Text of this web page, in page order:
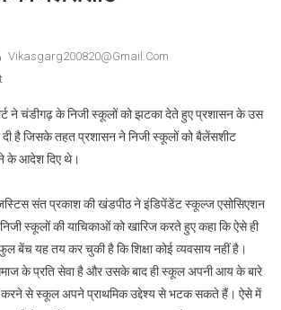
Vikasgarg200820@gmail.com
On
Schools
को
पंजाब
हरियाणा
हाई
कोर्ट
झटका,
ने चंडीगढ़ के निजी स्कूलों को झटका देते हुए प्रशासन के उस
है जिसके तहत प्रशासन ने निजी स्कूलों को बैलेंसशीट
के आदेश दिए थे।
संत प्रकाश की खंडपीठ ने इंडिपेंडेंट स्कूल्ज एसोसिएशन
स्कूलों की याचिकाओं को खारिज करते हुए कहा कि ऐसे ही
बेंच यह तय कर चुकी है कि शिक्षा कोई व्यवसाय नहीं है।
के प्रति सेवा है और उसके बाद ही स्कूल अपनी आय के बारे
से स्कूल अपने प्राथमिक उद्देश्य से भटक सकते हैं। ऐसे में